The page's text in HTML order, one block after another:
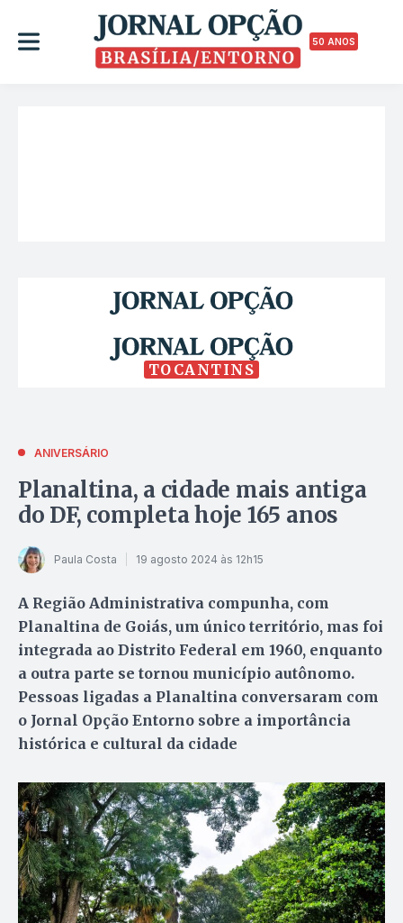
50 ANOS
TOCANTINS
ANIVERSÁRIO
Planaltina, a cidade mais antiga
do DF, completa hoje 165 anos
Paula Costa 19 agosto 2024 às 12h15
A Região Administrativa compunha, com
Planaltina de Goiás, um único território, mas foi
integrada ao Distrito Federal em 1960, enquanto
a outra parte se tornou município autônomo.
Pessoas ligadas a Planaltina conversaram com
o Jornal Opção Entorno sobre a importância
histórica e cultural da cidade